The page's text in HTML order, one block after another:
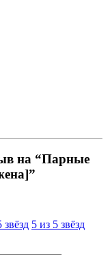
на “Парные
звёзд 5 из 5 звёзд